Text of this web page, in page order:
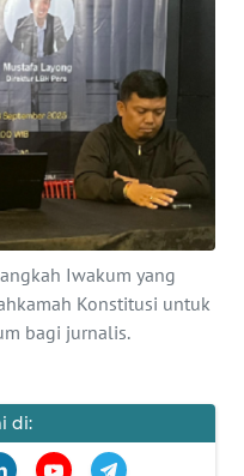
Iwakum yang
Konstitusi untuk
bagi jurnalis.
di: